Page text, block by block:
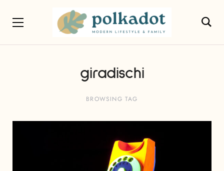
giradischi
BROWSING TAG